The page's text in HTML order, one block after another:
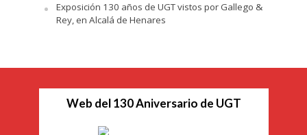
Exposición 130 años de UGT vistos por Gallego &
Rey, en Alcalá de Henares
Web del 130 Aniversario de UGT